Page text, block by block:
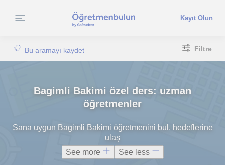
Kayıt Olun
Bu aramayı kaydet Filtre
Bagimli Bakimi özel ders: uzman
öğretmenler
Sana uygun Bagimli Bakimi öğretmenini bul, hedeflerine
ulaş
See more
See less